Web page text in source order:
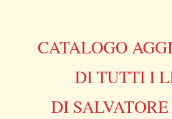
CATALOGO
DI TUTTI I
DI